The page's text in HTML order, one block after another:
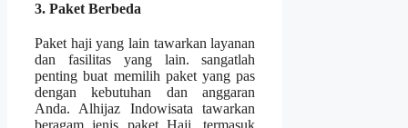
3. Paket Berbeda
Paket haji yang lain tawarkan layanan
dan fasilitas yang lain. sangatlah
penting buat memilih paket yang pas
dengan kebutuhan dan anggaran
Anda. Alhijaz Indowisata tawarkan
beragam jenis paket Haji, termasuk